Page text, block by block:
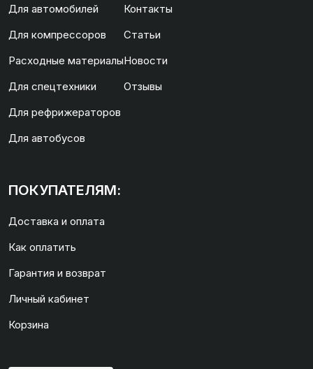
Для автомобилей
Для компрессоров
Расходные материалы
Для спецтехники
Для рефрижераторов
Для автобусов
Контакты
Статьи
Новости
Отзывы
ПОКУПАТЕЛЯМ:
Доставка и оплата
Как оплатить
Гарантия и возврат
Личный кабинет
Корзина